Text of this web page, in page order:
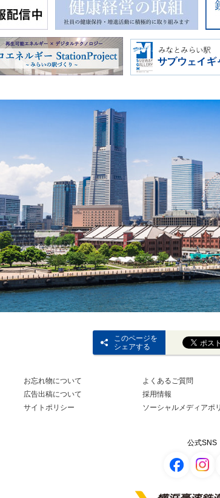
このページを
シェアする
お忘れ物について よくあるご質問
広告出稿について 採用情報
サイトポリシー ソーシャルメディアポ
公式SNS